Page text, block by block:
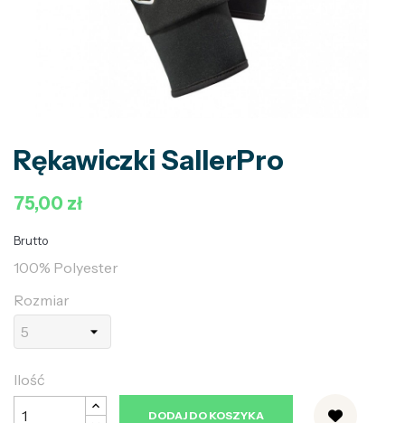
Rękawiczki SallerPro
75,00 zł
Brutto
100% Polyester
Rozmiar
Ilość
DODAJ DO KOSZYKA